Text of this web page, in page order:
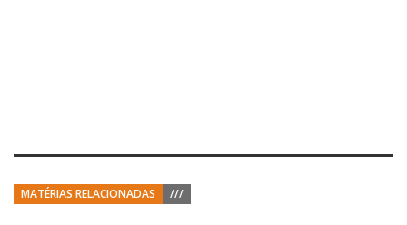
MATÉRIAS RELACIONADAS ///